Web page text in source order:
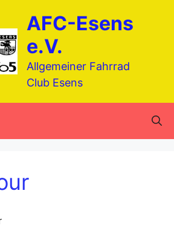
AFC-Esens
e.V.
Allgemeiner Fahrrad
Club Esens